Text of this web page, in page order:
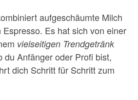
aufgeschäumte Milch
Es hat sich von einer
vielseitigen Trendgetränk
du Anfänger oder Profi bist,
dich Schritt für Schritt zum